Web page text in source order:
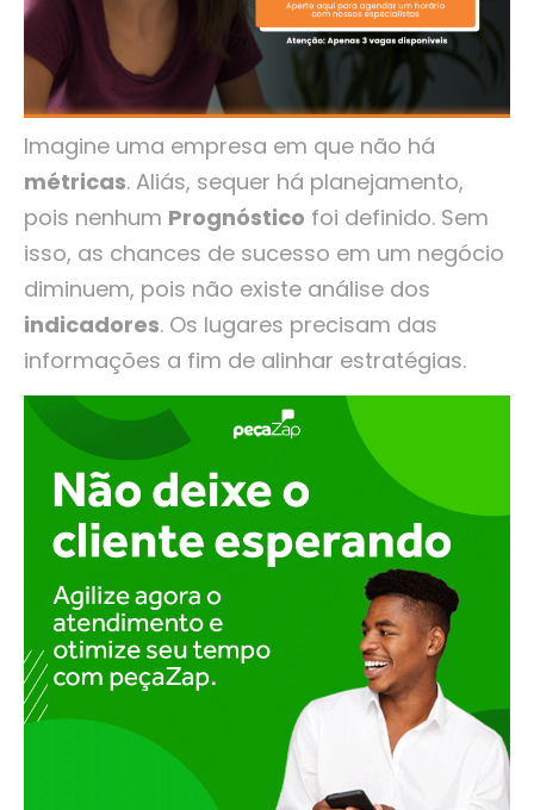
Imagine uma empresa em que não há
métricas. Aliás, sequer há planejamento,
pois nenhum Prognóstico foi definido. Sem
isso, as chances de sucesso em um negócio
diminuem, pois não existe análise dos
indicadores. Os lugares precisam das
informações a fim de alinhar estratégias.